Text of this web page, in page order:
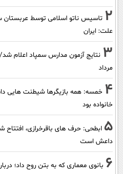
2 تاسیس ناتو اسلامی توسط عربستان
علت: ایران
3
مرداد
4 خمسه: همه بازیگرها شیطنت هایی
خانواده بود
5 ابطحی: حرف های باقرخرازی،
داعش است
6 بانوی معماری که به بتن روح داد؛